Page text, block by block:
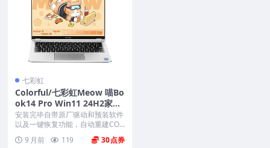
七彩虹
Colorful/七彩虹Meow 喵Bo
ok14 Pro Win11 24H2家庭
版原厂OEM系统 带COLORF
UL一键还原
安装完毕自带原厂驱动和预装软件
以及一键恢复功能，自动重建COL
9 月前 119 30